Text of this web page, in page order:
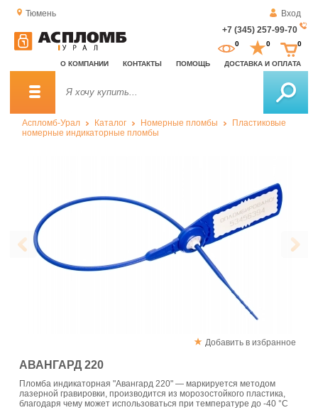
Тюмень
Вход
+7 (345) 257-99-70
О КОМПАНИИ КОНТАКТЫ ПОМОЩЬ ДОСТАВКА И ОПЛАТА
0 0 0
Аспломб-Урал Каталог Номерные пломбы
Пластиковые
номерные индикаторные пломбы
Добавить в избранное
АВАНГАРД 220
Пломба индикаторная "Авангард 220" — маркируется методом
лазерной гравировки, производится из морозостойкого пластика,
благодаря чему может использоваться при температуре до -40 °C